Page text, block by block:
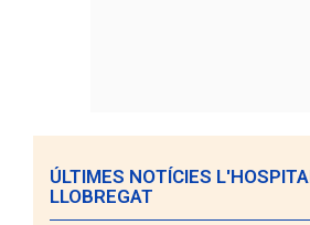
ÚLTIMES NOTÍCIES
LLOBREGAT